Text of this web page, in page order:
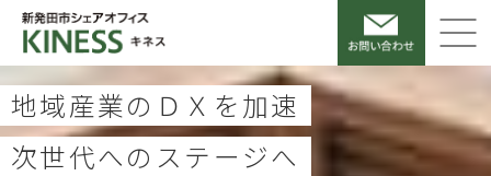
地域産業のＤＸを加速
次世代へのステージへ